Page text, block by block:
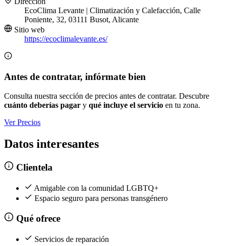
EcoClima Levante | Climatización y Calefacción, Calle
Poniente, 32, 03111 Busot, Alicante
Sitio web
https://ecoclimalevante.es/
Antes de contratar, infórmate bien
Consulta nuestra sección de precios antes de contratar. Descubre
cuánto deberías pagar y qué incluye el servicio en tu zona.
Ver Precios
Datos interesantes
Clientela
Amigable con la comunidad LGBTQ+
Espacio seguro para personas transgénero
Qué ofrece
Servicios de reparación